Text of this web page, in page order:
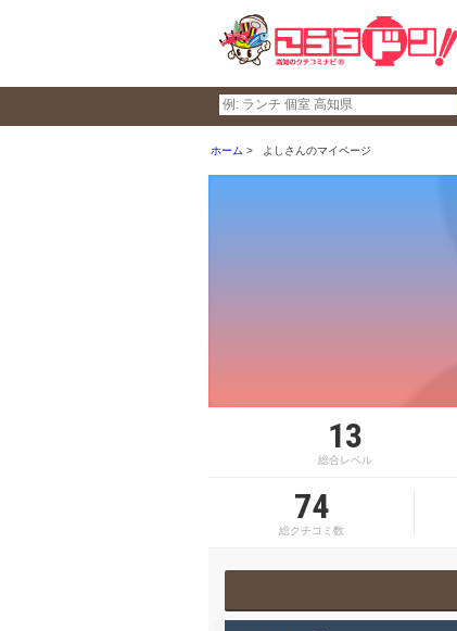
ホーム よしさんのマイページ
13
総合レベル
74
総クチコミ数